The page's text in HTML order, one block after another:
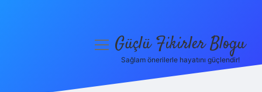
menüyüGüçlü Fikirler Blogu
Sağlam önerilerle hayatını güçlendir!